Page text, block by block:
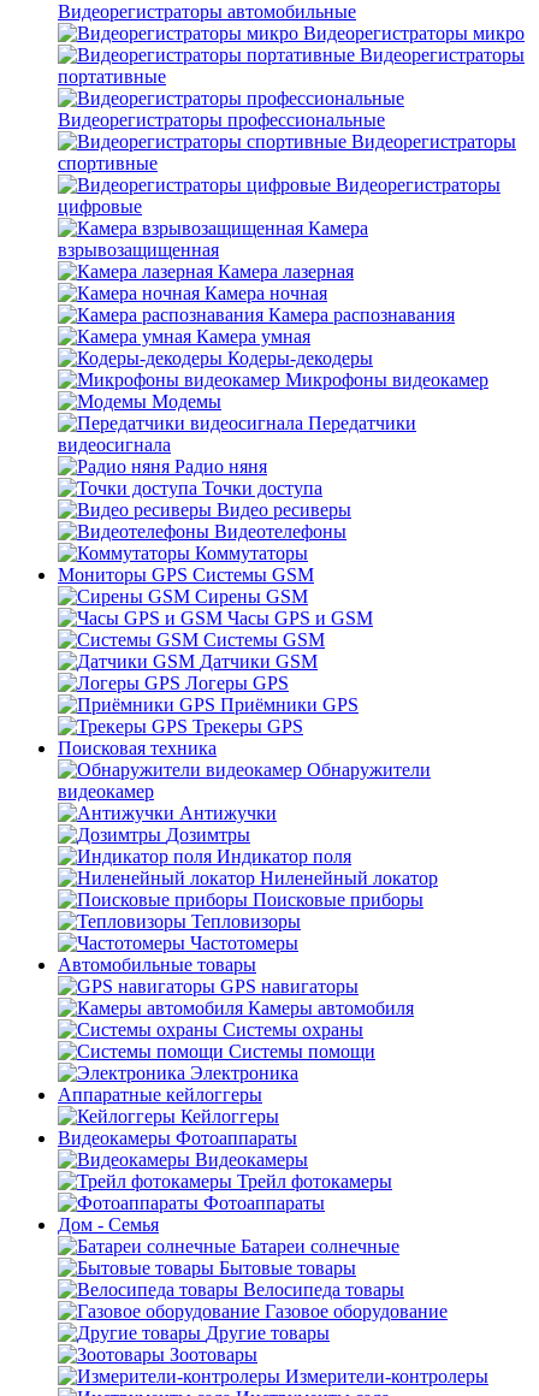
Видеорегистраторы автомобильные
Видеорегистраторы микро
Видеорегистраторы
портативные
Видеорегистраторы профессиональные
Видеорегистраторы
спортивные
Видеорегистраторы
цифровые
Камера
взрывозащищенная
Камера лазерная
Камера ночная
Камера распознавания
Камера умная
Кодеры-декодеры
Микрофоны видеокамер
Модемы
Передатчики
видеосигнала
Радио няня
Точки доступа
Видео ресиверы
Видеотелефоны
Коммутаторы
Мониторы GPS Системы GSM
Сирены GSM
Часы GPS и GSM
Системы GSM
Датчики GSM
Логеры GPS
Приёмники GPS
Трекеры GPS
Поисковая техника
Обнаружители
видеокамер
Антижучки
Дозимтры
Индикатор поля
Ниленейный локатор
Поисковые приборы
Тепловизоры
Частотомеры
Автомобильные товары
GPS навигаторы
Камеры автомобиля
Системы охраны
Системы помощи
Электроника
Аппаратные кейлоггеры
Кейлоггеры
Видеокамеры Фотоаппараты
Видеокамеры
Трейл фотокамеры
Фотоаппараты
Дом - Семья
Батареи солнечные
Бытовые товары
Велосипеда товары
Газовое оборудование
Другие товары
Зоотовары
Измерители-контролеры